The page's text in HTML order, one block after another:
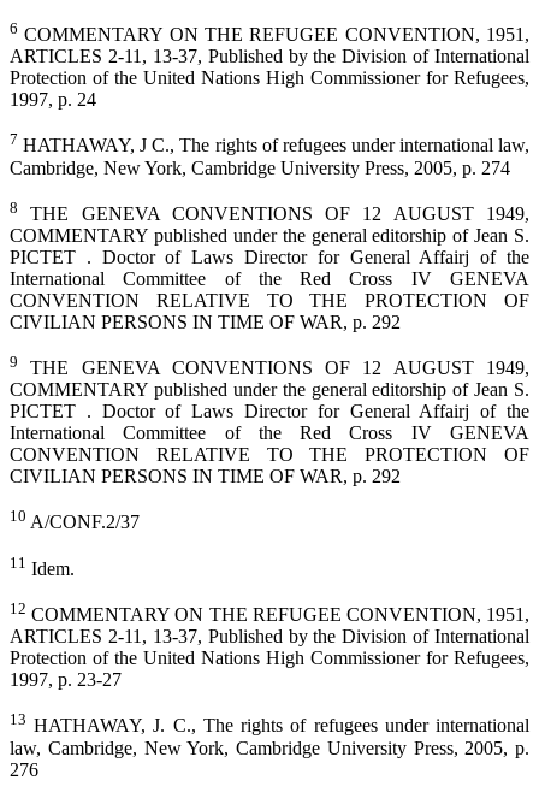
6 COMMENTARY ON THE REFUGEE CONVENTION, 1951,
ARTICLES 2-11, 13-37, Published by the Division of International
Protection of the United Nations High Commissioner for Refugees,
1997, p. 24
7 HATHAWAY, J C., The rights of refugees under international law,
Cambridge, New York, Cambridge University Press, 2005, p. 274
8
THE GENEVA CONVENTIONS OF 12 AUGUST 1949,
COMMENTARY published under the general editorship of Jean S.
PICTET . Doctor of Laws Director for General Affairj of the
International Committee of the Red Cross IV GENEVA
CONVENTION RELATIVE TO THE PROTECTION OF
CIVILIAN PERSONS IN TIME OF WAR, p. 292
9
THE GENEVA CONVENTIONS OF 12 AUGUST 1949,
COMMENTARY published under the general editorship of Jean S.
PICTET . Doctor of Laws Director for General Affairj of the
International Committee of the Red Cross IV GENEVA
CONVENTION RELATIVE TO THE PROTECTION OF
CIVILIAN PERSONS IN TIME OF WAR, p. 292
10 A/CONF.2/37
11 Idem.
12 COMMENTARY ON THE REFUGEE CONVENTION, 1951,
ARTICLES 2-11, 13-37, Published by the Division of International
Protection of the United Nations High Commissioner for Refugees,
1997, p. 23-27
13 HATHAWAY, J. C., The rights of refugees under international
law, Cambridge, New York, Cambridge University Press, 2005, p.
276